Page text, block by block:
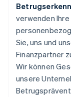
verwenden
Sie, uns und
Finanzpartner
Wir können
unsere